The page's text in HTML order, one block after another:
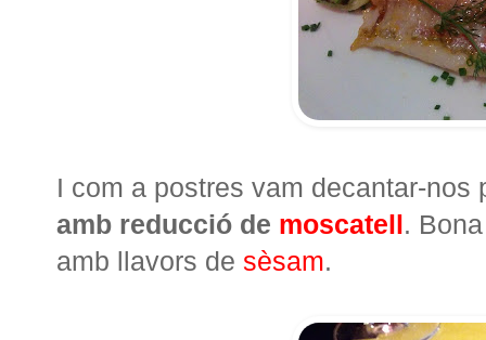
I com a postres vam decantar-nos
amb reducció de moscatell.
amb llavors de sèsam.